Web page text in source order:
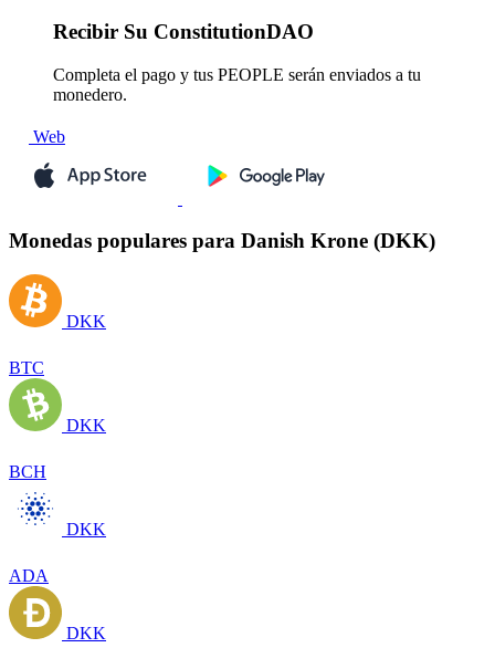
Recibir Su ConstitutionDAO
Completa el pago y tus PEOPLE serán enviados a tu
monedero.
Web
Monedas populares para Danish Krone (DKK)
DKK
BTC
DKK
BCH
DKK
ADA
DKK